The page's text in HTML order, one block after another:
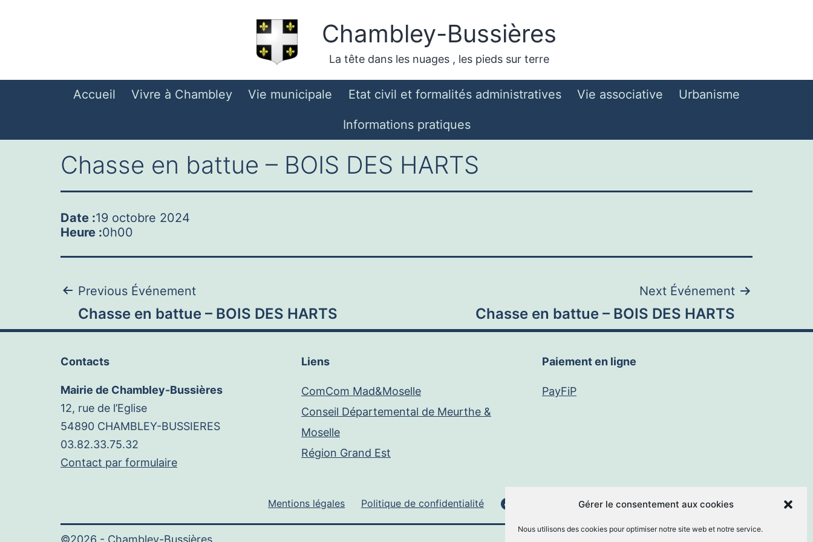
Gérer le consentement aux cookies
Nous utilisons des cookies pour optimiser notre site web et notre service.
Chambley-Bussières
La tête dans les nuages , les pieds sur terre
Accueil Vivre à Chambley Vie municipale Etat civil et formalités administratives Vie associative Urbanisme
Informations pratiques
Chasse en battue – BOIS DES HARTS
Date :19 octobre 2024
Heure :0h00
Navigation
de
l’article
Previous Événement
Chasse en battue – BOIS DES HARTS
Next Événement
Chasse en battue – BOIS DES HARTS
Contacts
Mairie de Chambley-Bussières
12, rue de l’Eglise
54890 CHAMBLEY-BUSSIERES
03.82.33.75.32
Contact par formulaire
Liens
ComCom Mad&Moselle
Conseil Départemental de Meurthe &
Moselle
Région Grand Est
Paiement en ligne
PayFiP
Mentions légales Politique de confidentialité
mail
©2026 - Chambley-Bussières